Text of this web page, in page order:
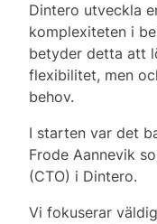
Dintero utveckla
komplexiteten i
betyder detta att
flexibilitet, men
behov.
I starten var det
Frode Aannevik
(CTO) i Dintero.
Vi fokuserar